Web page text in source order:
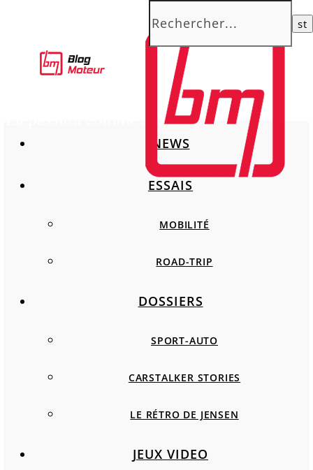
La passion comme moteur
NEWS
ESSAIS
MOBILITÉ
ROAD-TRIP
DOSSIERS
SPORT-AUTO
CARSTALKER STORIES
LE RÉTRO DE JENSEN
JEUX VIDEO